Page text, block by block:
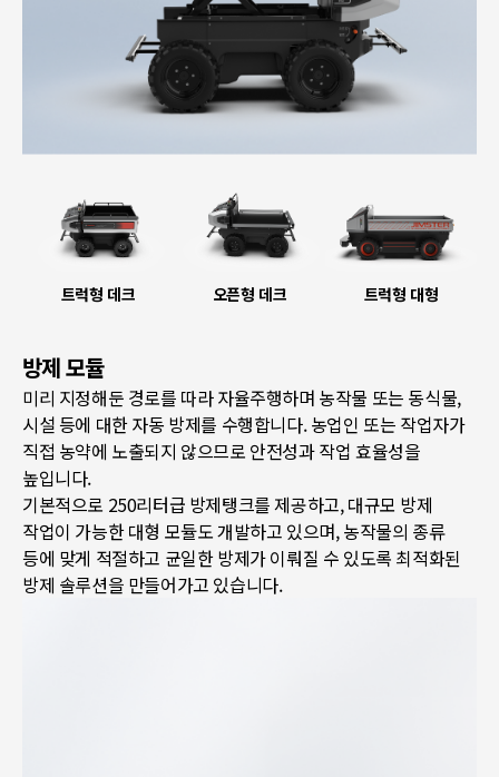
트럭형 데크 오픈형 데크 트럭형 대형
방제 모듈
미리 지정해둔 경로를 따라 자율주행하며 농작물 또는 동식물,
시설 등에 대한 자동 방제를 수행합니다. 농업인 또는 작업자가
직접 농약에 노출되지 않으므로 안전성과 작업 효율성을
높입니다.
기본적으로 250리터급 방제탱크를 제공하고, 대규모 방제
작업이 가능한 대형 모듈도 개발하고 있으며, 농작물의 종류
등에 맞게 적절하고 균일한 방제가 이뤄질 수 있도록 최적화된
방제 솔루션을 만들어가고 있습니다.